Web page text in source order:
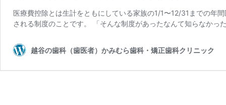
医療費控除とは生計をともにしている家族の1/1〜12/31までの年
される制度のことです。 「そんな制度があったなんて知らなか
越谷の歯科（歯医者）かみむら歯科・矯正歯科クリニック